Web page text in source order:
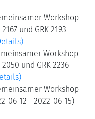
Workshop
und GRK 2193
Workshop
und GRK 2236
Workshop
06-12 - 2022-06-15)